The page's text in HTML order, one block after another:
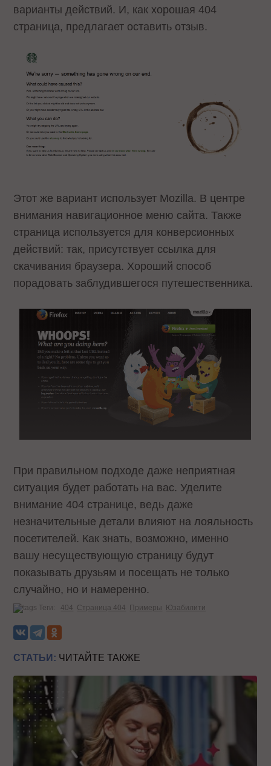
варианты действий. И, как хорошая 404
страница, предлагает оставить отзыв.
Этот же вариант использует Mozilla. В центре
внимания навигационное меню сайта. Также
страница используется для конверсионных
действий: так, присутствует ссылка для
скачивания браузера. Хороший способ
порадовать заблудившегося путешественника.
При правильном подходе даже неприятная
ситуация будет работать на вас. Уделите
внимание 404 странице, ведь даже
незначительные детали влияют на лояльность
посетителей. Как знать, возможно, именно
вашу несуществующую страницу будут
показывать друзьям и посещать не только
случайно, но и намеренно.
Теги: 404 Страница 404 Примеры Юзабилити
СТАТЬИ: ЧИТАЙТЕ ТАКЖЕ